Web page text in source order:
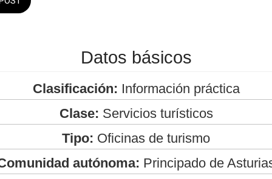
Datos básicos
Clasificación: Información práctica
Clase: Servicios turísticos
Tipo: Oficinas de turismo
autónoma: Principado de